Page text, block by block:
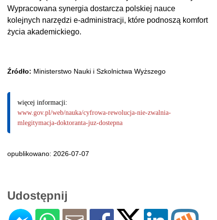
Wypracowana synergia dostarcza polskiej nauce
kolejnych narzędzi e-administracji, które podnoszą komfort
życia akademickiego.
Źródło: Ministerstwo Nauki i Szkolnictwa Wyższego
więcej informacji:
www.gov.pl/web/nauka/cyfrowa-rewolucja-nie-zwalnia-
mlegitymacja-doktoranta-juz-dostepna
opublikowano: 2026-07-07
Udostępnij